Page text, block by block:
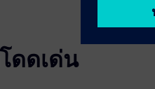
ดดเด่น